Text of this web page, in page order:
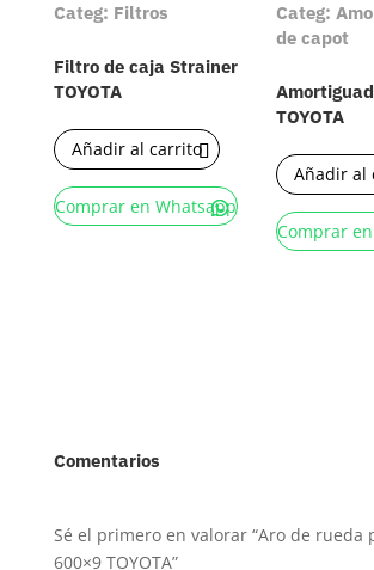
Categ: Filtros
Filtro de caja Strainer
TOYOTA
Añadir al carrito
Comprar en Whatsapp
Categ:
de capot
TOYOTA
Añadir al
Comprar
Comentarios
Sé el primero en valorar “Aro de rueda
600×9 TOYOTA”